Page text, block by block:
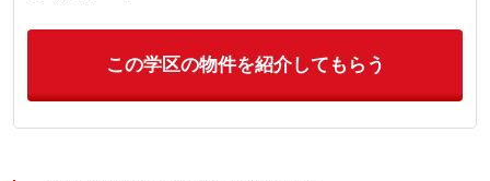
この学区の物件を紹介してもらう